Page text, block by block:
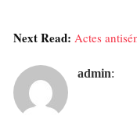
Next Read: Actes
admin: